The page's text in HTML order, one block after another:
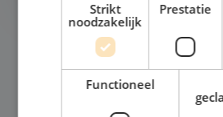
Mode en Design
Strikt
noodzakelijk
Prestatie
Functioneel